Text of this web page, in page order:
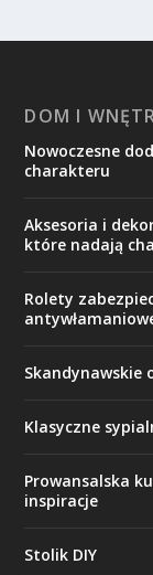
DOM I
Nowoczesne
charakteru
Aksesoria i
które nadają
Rolety
Skandynawskie
Klasyczne
Prowansalska
inspiracje
Stolik DIY